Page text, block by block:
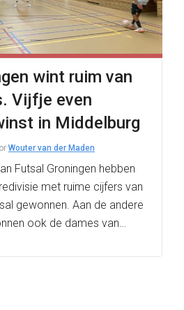
wint ruim van
Vijfje even
in Middelburg
Wouter van der Maden
Futsal Groningen hebben
met ruime cijfers van
gewonnen. Aan de andere
ook de dames van…